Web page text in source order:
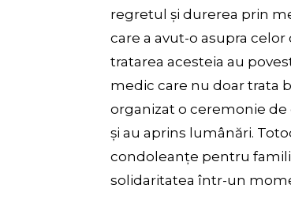
regretul și durerea prin
care a avut-o asupra
tratarea acesteia au
medic care nu doar trata
organizat o ceremonie
și au aprins lumânări.
condoleanțe pentru
solidaritatea într-un